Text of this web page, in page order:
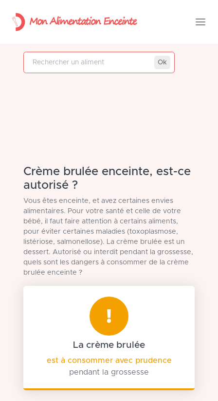
Mon Alimentation Enceinte
Rechercher un aliment
Ok
Crème brulée enceinte, est-ce
autorisé ?
Vous êtes enceinte, et avez certaines envies
alimentaires. Pour votre santé et celle de votre
bébé, il faut faire attention à certains aliments,
pour éviter certaines maladies (toxoplasmose,
listériose, salmonellose). La crème brulée est un
dessert. Autorisé ou interdit pendant la grossesse,
quels sont les dangers à consommer de la crème
brulée enceinte ?
La crème brulée
est à consommer avec prudence
pendant la grossesse